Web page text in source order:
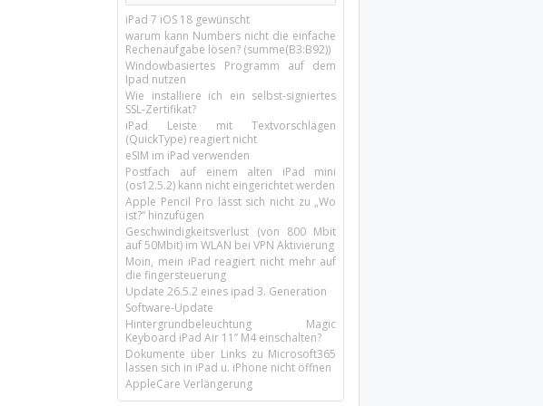
iPad 7 iOS 18 gewünscht
warum kann Numbers nicht die einfache
Rechenaufgabe lösen? (summe(B3:B92))
Windowbasiertes Programm auf dem
Ipad nutzen
Wie installiere ich ein selbst-signiertes
SSL-Zertifikat?
iPad Leiste mit Textvorschlägen
(QuickType) reagiert nicht
eSIM im iPad verwenden
Postfach auf einem alten iPad mini
(os12.5.2) kann nicht eingerichtet werden
Apple Pencil Pro lässt sich nicht zu „Wo
ist?“ hinzufügen
Geschwindigkeitsverlust (von 800 Mbit
auf 50Mbit) im WLAN bei VPN Aktivierung
Moin, mein iPad reagiert nicht mehr auf
die fingersteuerung
Update 26.5.2 eines ipad 3. Generation
Software-Update
Hintergrundbeleuchtung Magic
Keyboard iPad Air 11’’ M4 einschalten?
Dokumente über Links zu Microsoft365
lassen sich in iPad u. iPhone nicht öffnen
AppleCare Verlängerung